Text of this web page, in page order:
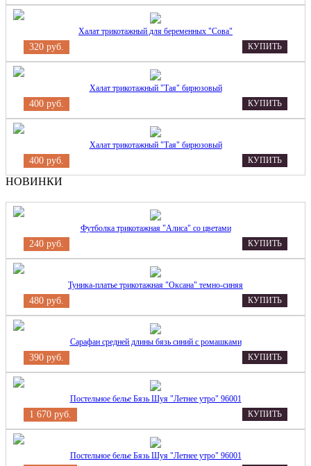
Халат трикотажный для беременных "Сова"
320 руб. КУПИТЬ
Халат трикотажный "Тая" бирюзовый
400 руб. КУПИТЬ
Халат трикотажный "Тая" бирюзовый
400 руб. КУПИТЬ
НОВИНКИ
Футболка трикотажная "Алиса" со цветами
240 руб. КУПИТЬ
Туника-платье трикотажная "Оксана" темно-синяя
480 руб. КУПИТЬ
Сарафан средней длины бязь синий с ромашками
390 руб. КУПИТЬ
Постельное белье Бязь Шуя "Летнее утро" 96001
1 670 руб. КУПИТЬ
Постельное белье Бязь Шуя "Летнее утро" 96001